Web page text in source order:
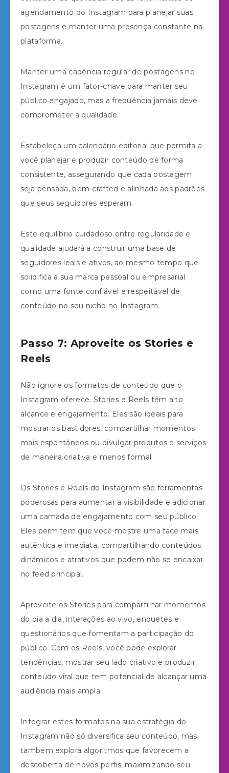
agendamento do Instagram para planejar suas
postagens e manter uma presença constante na
plataforma.
Manter uma cadência regular de postagens no
Instagram é um fator-chave para manter seu
público engajado, mas a frequência jamais deve
comprometer a qualidade.
Estabeleça um calendário editorial que permita a
você planejar e produzir conteúdo de forma
consistente, assegurando que cada postagem
seja pensada, bem-crafted e alinhada aos padrões
que seus seguidores esperam.
Este equilíbrio cuidadoso entre regularidade e
qualidade ajudará a construir uma base de
seguidores leais e ativos, ao mesmo tempo que
solidifica a sua marca pessoal ou empresarial
como uma fonte confiável e respeitável de
conteúdo no seu nicho no Instagram.
Passo 7: Aproveite os Stories e
Reels
Não ignore os formatos de conteúdo que o
Instagram oferece. Stories e Reels têm alto
alcance e engajamento. Eles são ideais para
mostrar os bastidores, compartilhar momentos
mais espontâneos ou divulgar produtos e serviços
de maneira criativa e menos formal.
Os Stories e Reels do Instagram são ferramentas
poderosas para aumentar a visibilidade e adicionar
uma camada de engajamento com seu público.
Eles permitem que você mostre uma face mais
autêntica e imediata, compartilhando conteúdos
dinâmicos e atrativos que podem não se encaixar
no feed principal.
Aproveite os Stories para compartilhar momentos
do dia a dia, interações ao vivo, enquetes e
questionários que fomentam a participação do
público. Com os Reels, você pode explorar
tendências, mostrar seu lado criativo e produzir
conteúdo viral que tem potencial de alcançar uma
audiência mais ampla.
Integrar estes formatos na sua estratégia do
Instagram não só diversifica seu conteúdo, mas
também explora algoritmos que favorecem a
descoberta de novos perfis, maximizando seu